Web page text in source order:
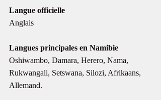
Langue officielle
Anglais
Langues principales en Namibie
Oshiwambo, Damara, Herero, Nama,
Rukwangali, Setswana, Silozi, Afrikaans,
Allemand.